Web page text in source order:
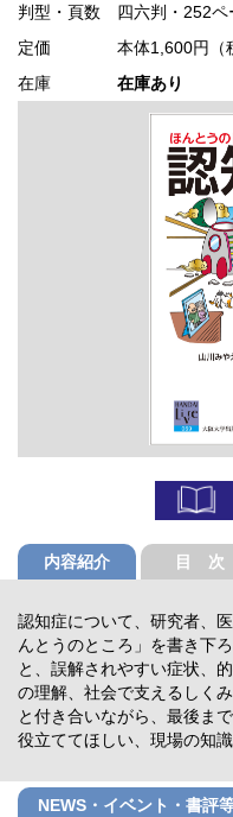
判型・頁数 四六判・252ペ
定価
本体1,600円（
在庫
在庫あり
内容紹介 目 次
認知症について、研究者、
んとうのところ」を書き下
と、誤解されやすい症状、
の理解、社会で支えるしく
と付き合いながら、最後ま
役立ててほしい、現場の知
NEWS・イベント・書評